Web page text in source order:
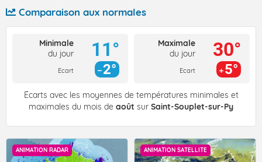
Comparaison aux normales
Minimale
du jour
Ecart
11°
2°
Maximale
du jour
Ecart
30°
5°
Écarts avec les moyennes de températures minimales et
maximales du mois de août sur Saint-Souplet-sur-Py
ANIMATION RADAR ANIMATION SATELLITE